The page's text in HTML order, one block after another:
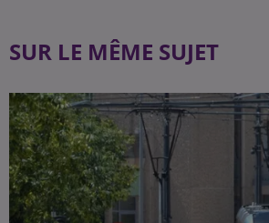
SUR LE MÊME SUJET